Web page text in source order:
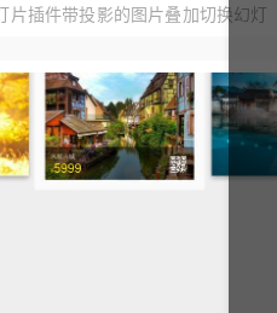
片插件带投影的图片叠加切换幻灯